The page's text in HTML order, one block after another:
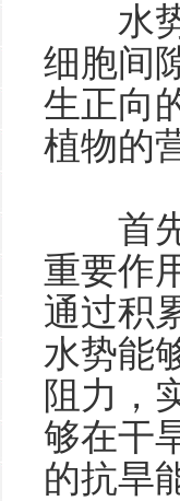
水势
细胞间
生正向
植物的
首先
重要作
通过积
水势能
阻力，
够在干
的抗旱